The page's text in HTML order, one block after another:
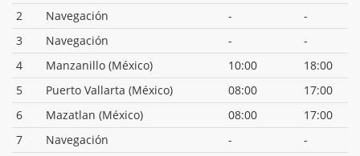
2
Navegación -
-
3
Navegación -
-
4
Manzanillo (México) 10:00
18:00
5
Puerto Vallarta (México) 08:00
17:00
6
Mazatlan (México) 08:00
17:00
7
Navegación -
-